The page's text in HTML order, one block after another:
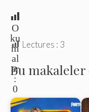
O
ku
m
al
ar
:
0
Lectures : 3
Bu